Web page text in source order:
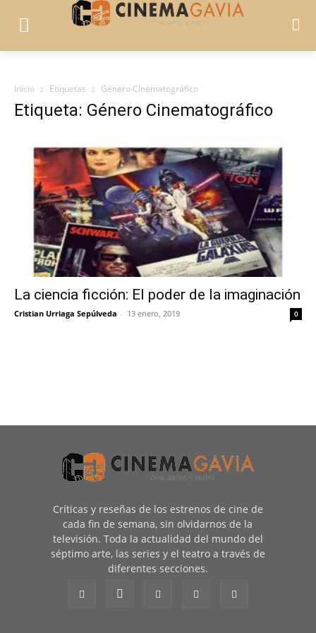
Inicio Etiquetas Género Cinematográfico
Etiqueta: Género Cinematográfico
La ciencia ficción: El poder de la imaginación
Cristian Urriaga Sepúlveda - 13 enero, 2019 0
Críticas y reseñas de los estrenos de cine de
cada fin de semana, sin olvidarnos de la
televisión. Toda la actualidad del mundo del
séptimo arte, las series y el teatro a través de
diferentes secciones.